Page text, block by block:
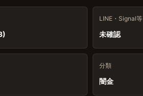
LINE・Signal等
未確認
分類
闇金